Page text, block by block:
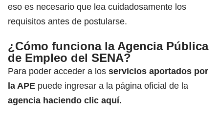
eso es necesario que lea cuidadosamente los
requisitos antes de postularse.
¿Cómo funciona la Agencia Pública
de Empleo del SENA?
Para poder acceder a los servicios aportados por
la APE puede ingresar a la página oficial de la
agencia haciendo clic aquí.